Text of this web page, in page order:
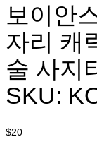
보이안
자리 캐
술 사지
SKU:
$20